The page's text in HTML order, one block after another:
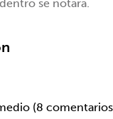
se notará.
(8